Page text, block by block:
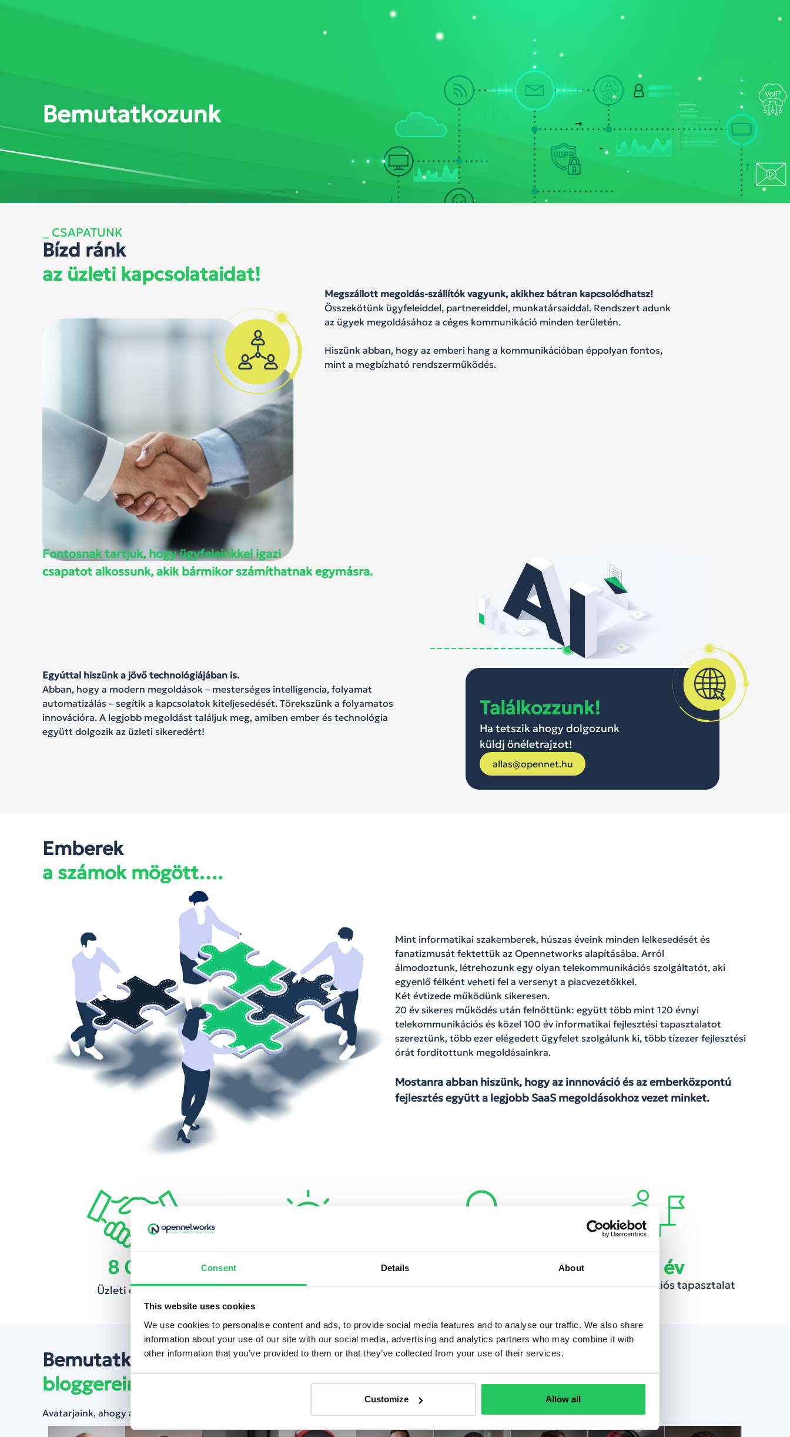
Consent Details About
This website uses cookies
We use cookies to personalise content and ads, to provide social media features and to analyse our traffic. We also share
information about your use of our site with our social media, advertising and analytics partners who may combine it with
other information that you’ve provided to them or that they’ve collected from your use of their services.
Customize Allow all
Bemutatkozunk
_ CSAPATUNK
Bízd ránk
az üzleti kapcsolataidat!
Megszállott megoldás-szállítók vagyunk, akikhez bátran kapcsolódhatsz!
Összekötünk ügyfeleiddel, partnereiddel, munkatársaiddal. Rendszert adunk
az ügyek megoldásához a céges kommunikáció minden területén.
Hiszünk abban, hogy az emberi hang a kommunikációban éppolyan fontos,
mint a megbízható rendszerműködés.
Fontosnak tartjuk, hogy ügyfeleinkkel igazi
csapatot alkossunk, akik bármikor számíthatnakegymásra.
Egyúttal hiszünk a jövő technológiájában is.
Abban, hogy a modern megoldások – mesterséges intelligencia, folyamat
automatizálás – segítik a kapcsolatok kiteljesedését. Törekszünk a folyamatos
innovációra. A legjobb megoldást találjuk meg, amiben ember és technológia
együtt dolgozik az üzleti sikeredért!
Találkozzunk!
Ha tetszik ahogy dolgozunk
küldj önéletrajzot!
allas@opennet.hu
Emberek
a számok mögött….
Mint informatikai szakemberek, húszas éveink minden lelkesedését és
fanatizmusát fektettük az Opennetworks alapításába. Arról
álmodoztunk, létrehozunk egy olyan telekommunikációs szolgáltatót, aki
egyenlő félként veheti fel a versenyt a piacvezetőkkel.
Két évtizede működünk sikeresen.
20 év sikeres működés után felnőttünk: együtt több mint 120 évnyi
telekommunikációs és közel 100 év informatikai fejlesztési tapasztalatot
szereztünk, több ezer elégedett ügyfelet szolgálunk ki, több tízezer fejlesztési
órát fordítottunk megoldásainkra.
Mostanra abban hiszünk, hogy az innnováció és az emberközpontú
fejlesztés együtt a legjobb SaaS megoldásokhoz vezet minket.
Üzleti előfizető
8 000
Egyedi projekt Munkatárs Telekommunikációs tapasztalat​
év
Bemutatkoznak
bloggereink
Avatarjaink, ahogy a mesterséges intelligencia látja….